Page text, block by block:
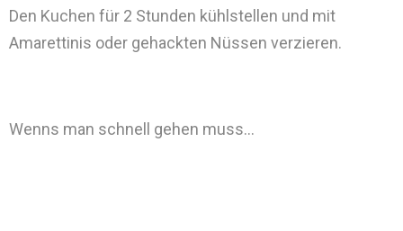
Den Kuchen für 2 Stunden kühlstellen und mit
Amarettinis oder gehackten Nüssen verzieren.
Wenns man schnell gehen muss…